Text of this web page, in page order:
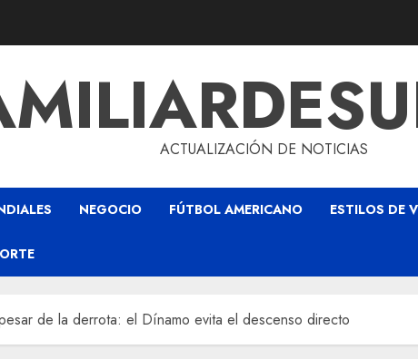
ACTUALIZACIÓN DE NOTICIAS
NEGOCIO FÚTBOL AMERICANO ESTILOS DE
de la derrota: el Dínamo evita el descenso directo